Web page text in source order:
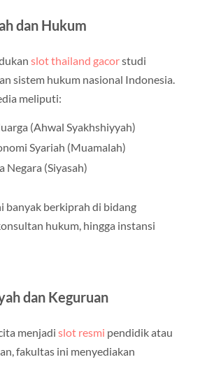
dan Hukum
slot thailand gacorstudi
sistem hukum nasional Indonesia.
meliputi:
(Ahwal Syakhshiyyah)
Syariah (Muamalah)
Negara (Siyasah)
banyak berkiprah di bidang
hukum, hingga instansi
dan Keguruan
menjadi slot resmi pendidik atau
fakultas ini menyediakan